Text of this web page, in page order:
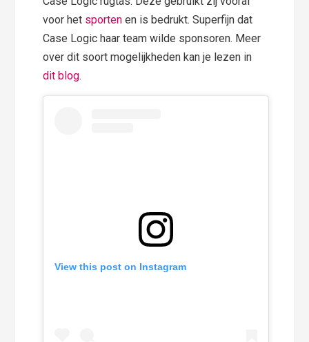
voor het sportenen is bedrukt. Superfijn dat
Case Logic haar team wilde sponsoren. Meer
over dit soort mogelijkheden kan je lezen in
dit blog.
View this post on Instagram